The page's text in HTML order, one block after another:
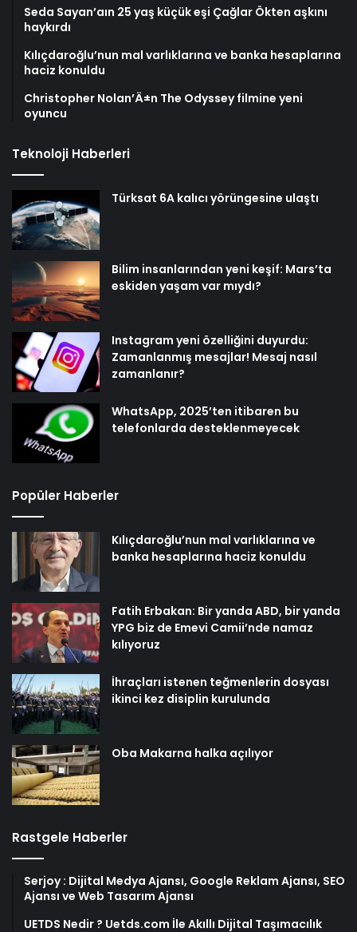
Seda Sayan’aın 25 yaş küçük eşi Çağlar Ökten aşkını
haykırdı
Kılıçdaroğlu’nun mal varlıklarına ve banka hesaplarına
haciz konuldu
Christopher Nolan’Ä±n The Odyssey filmine yeni
oyuncu
Teknoloji Haberleri
Türksat 6A kalıcı yörüngesine ulaştı
Bilim insanlarından yeni keşif: Mars’ta
eskiden yaşam var mıydı?
Instagram yeni özelliğini duyurdu:
Zamanlanmış mesajlar! Mesaj nasıl
zamanlanır?
WhatsApp, 2025’ten itibaren bu
telefonlarda desteklenmeyecek
Popüler Haberler
Kılıçdaroğlu’nun mal varlıklarına ve
banka hesaplarına haciz konuldu
Fatih Erbakan: Bir yanda ABD, bir yanda
YPG biz de Emevi Camii’nde namaz
kılıyoruz
İhraçları istenen teğmenlerin dosyası
ikinci kez disiplin kurulunda
Oba Makarna halka açılıyor
Rastgele Haberler
Serjoy : Dijital Medya Ajansı, Google Reklam Ajansı, SEO
Ajansı ve Web Tasarım Ajansı
UETDS Nedir ? Uetds.com İle Akıllı Dijital Taşımacılık